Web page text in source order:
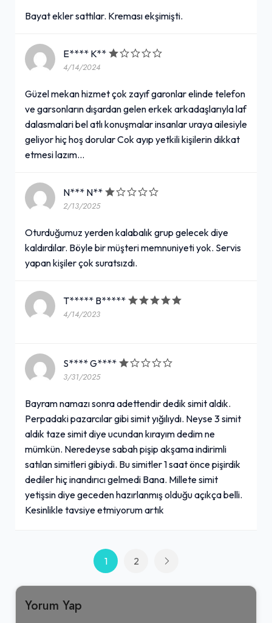
Bayat ekler sattılar. Kreması ekşimişti.
E**** K**
4/14/2024
Güzel mekan hizmet çok zayıf garonlar elinde telefon
ve garsonların dışardan gelen erkek arkadaşlarıyla laf
dalasmalari bel atlı konuşmalar insanlar uraya ailesiyle
geliyor hiç hoş dorular Cok ayıp yetkili kişilerin dikkat
etmesi lazım...
N*** N**
2/13/2025
Oturduğumuz yerden kalabalık grup gelecek diye
kaldırdılar. Böyle bir müşteri memnuniyeti yok. Servis
yapan kişiler çok suratsızdı.
T***** B*****
4/14/2023
S**** G****
3/31/2025
Bayram namazı sonra adettendir dedik simit aldık.
Perpadaki pazarcılar gibi simit yığılıydı. Neyse 3 simit
aldık taze simit diye ucundan kırayım dedim ne
mümkün. Neredeyse sabah pişip akşama indirimli
satılan simitleri gibiydi. Bu simitler 1 saat önce pişirdik
dediler hiç inandırıcı gelmedi Bana. Millete simit
yetişsin diye geceden hazırlanmış olduğu açıkça belli.
Kesinlikle tavsiye etmiyorum artık
1 2
Yorum Yap